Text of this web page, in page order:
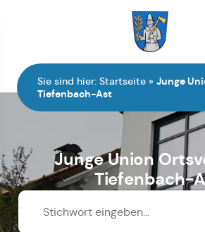
Sie sind hier: Startseite » Junge
Tiefenbach-Ast
Junge Union
Tiefenbach-